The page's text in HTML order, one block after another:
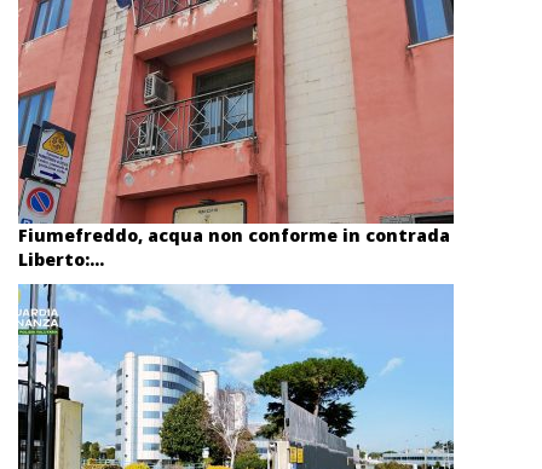
Fiumefreddo, acqua non conforme in contrada
Liberto:...